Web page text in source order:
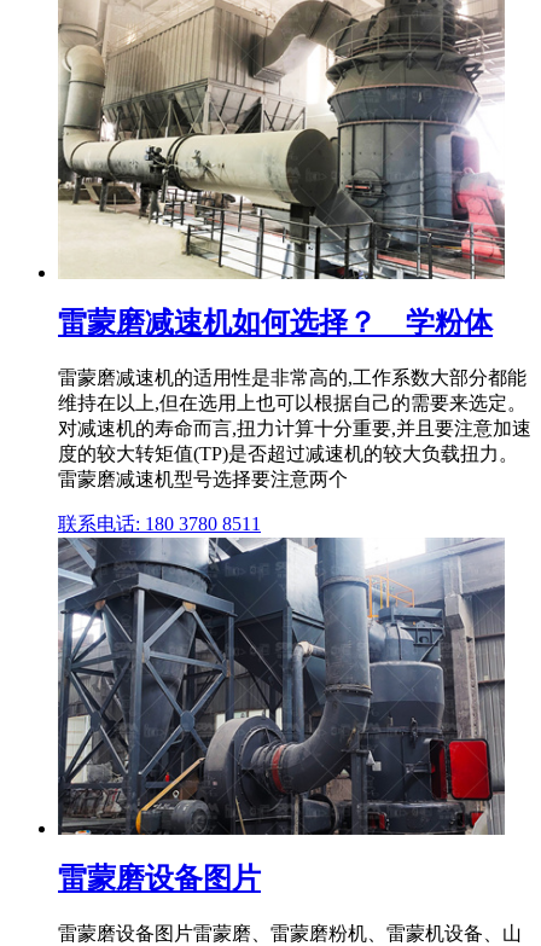
雷蒙磨减速机如何选择？ _ 学粉体
雷蒙磨减速机的适用性是非常高的,工作系数大部分都能
维持在以上,但在选用上也可以根据自己的需要来选定。
对减速机的寿命而言,扭力计算十分重要,并且要注意加速
度的较大转矩值(TP)是否超过减速机的较大负载扭力。
雷蒙磨减速机型号选择要注意两个
联系电话: 180 3780 8511
雷蒙磨设备图片
雷蒙磨设备图片雷蒙磨、雷蒙磨粉机、雷蒙机设备、山